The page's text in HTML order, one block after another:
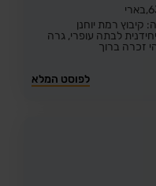
בארי
קיבוץ רמת יוחנן
לבתה עופרי, גרה
זכרה ברוך
לפוסט המלא